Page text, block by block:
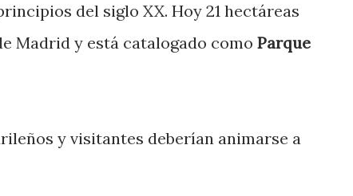
del siglo XX. Hoy 21 hectáreas
Madrid y está catalogado como Parque
y visitantes deberían animarse a